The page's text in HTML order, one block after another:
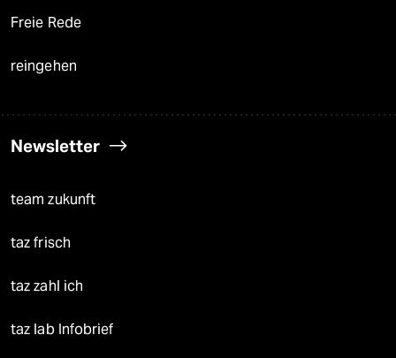
Freie Rede
reingehen
Newsletter
team zukunft
taz frisch
taz zahl ich
taz lab Infobrief